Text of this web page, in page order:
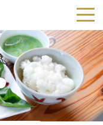
1187
光協会｜雲の上の歩き